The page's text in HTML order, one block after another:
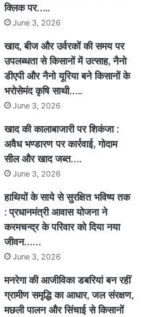
क्लिक पर…..
June 3, 2026
खाद, बीज और उर्वरकों की समय पर
उपलब्धता से किसानों में उत्साह, नैनो
डीएपी और नैनो यूरिया बने किसानों के
भरोसेमंद कृषि साथी…..
June 3, 2026
खाद की कालाबाजारी पर शिकंजा :
अवैध भण्डारण पर कार्रवाई, गोदाम
सील और खाद जब्त….
June 3, 2026
हाथियों के साये से सुरक्षित भविष्य तक
: प्रधानमंत्री आवास योजना ने
करमचन्द्र के परिवार को दिया नया
जीवन……
June 3, 2026
मनरेगा की आजीविका डबरियां बन रहीं
ग्रामीण समृद्धि का आधार, जल संरक्षण,
मछली पालन और सिंचाई से किसानों